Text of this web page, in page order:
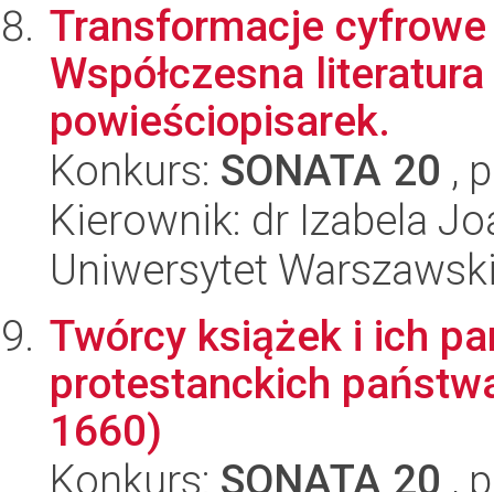
Transformacje
Współczesna
powieściopisarek.
Konkurs: SONATA 20 ,
Kierownik: dr Izabela
Uniwersytet
Twórcy książek i ich
protestanckich
1660)
Konkurs: SONATA 20 ,